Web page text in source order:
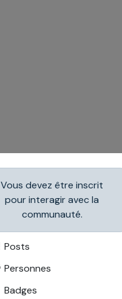
Vous devez être inscrit
pour interagir avec la
communauté.
Posts
Personnes
Badges